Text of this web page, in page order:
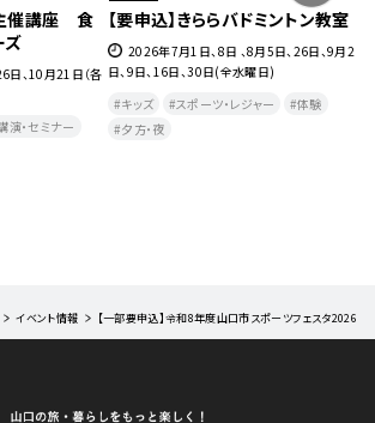
主催講座 食
ズ
、10月21日（各
演・セミナー
【要申込】きららバドミントン教室
2026年7月1日、8日 、8月5日、26日、9月2
日、9日、16日、30日(全水曜日)
キッズ
スポーツ・レジャー
体験
夕方・夜​
イベント情報 【一部要申込】令和8年度山口市スポーツフェスタ2026